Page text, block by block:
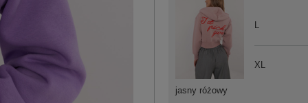
jasny różowy
L
XL